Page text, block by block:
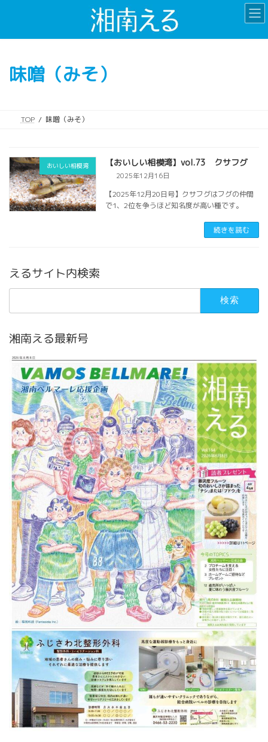
味噌（みそ）
TOP 味噌（みそ）
おいしい相模湾 【おいしい相模湾】vol.73 クサフグ
2025年12月16日
【2025年12月20日号】クサフグはフグの仲間
で1、2位を争うほど知名度が高い種です。
続きを読む
えるサイト内検索
検
湘南える最新号